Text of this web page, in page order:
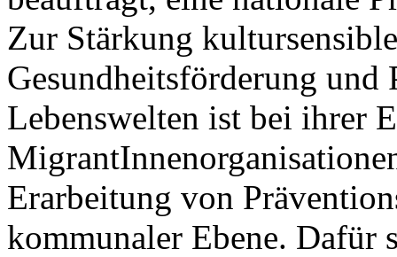
Zur Stärkung
Gesundheitsförderung und
Lebenswelten ist bei ihrer
Erarbeitung von
kommunaler Ebene. Dafür